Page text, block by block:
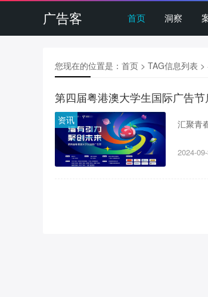
广告客 首页 洞察
您现在的位置是： 首页 > TAG信息列表 >
第四届粤港澳大学生国际广告节
资讯 汇聚青
2024-